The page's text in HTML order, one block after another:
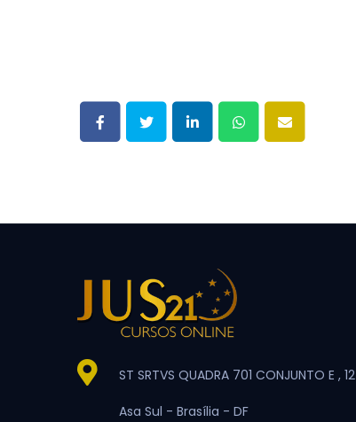
ST SRTVS QUADRA 701 CONJUNTO E , 12
Asa Sul - Brasília - DF